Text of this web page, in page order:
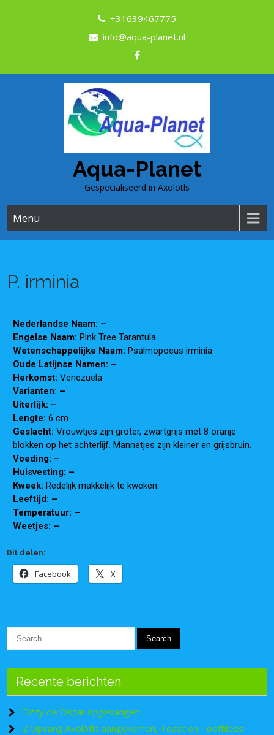
+31639467775
info@aqua-planet.nl
Aqua-Planet
Gespecialiseerd in Axolotls
Menu
P. irminia
Nederlandse Naam: –
Engelse Naam:Pink Tree Tarantula
Wetenschappelijke Naam:Psalmopoeus irminia
Oude Latijnse Namen: –
Herkomst:Venezuela
Varianten: –
Uiterlijk: –
Lengte:6 cm
Geslacht:Vrouwtjes zijn groter, zwartgrijs met 8 oranje
blokken op het achterlijf. Mannetjes zijn kleiner en grijsbruin.
Voeding: –
Huisvesting: –
Kweek:Redelijk makkelijk te kweken.
Leeftijd: –
Temperatuur: –
Weetjes: –
Dit delen:
Facebook X
Recente berichten
Ozzy de Oscar opgevangen
2 Opvang Axolotls aangekomen, Toast en Toothless